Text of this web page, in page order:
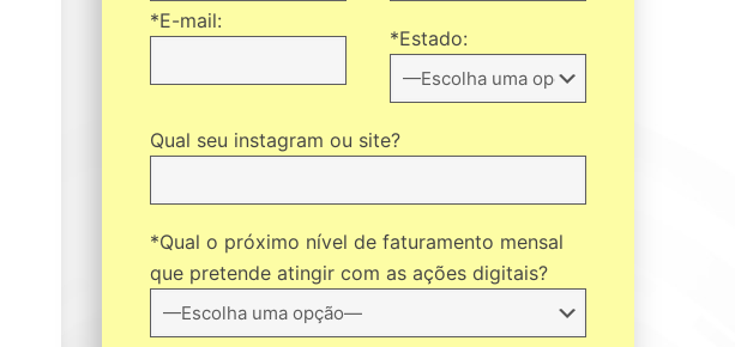
*E-mail:
*Estado:
Qual seu instagram ou site?
*Qual o próximo nível de faturamento mensal
que pretende atingir com as ações digitais?